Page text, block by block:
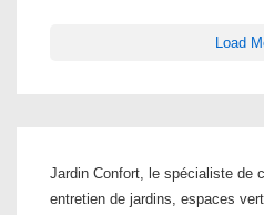
Load
Jardin Confort, le spécialiste de
entretien de jardins, espaces